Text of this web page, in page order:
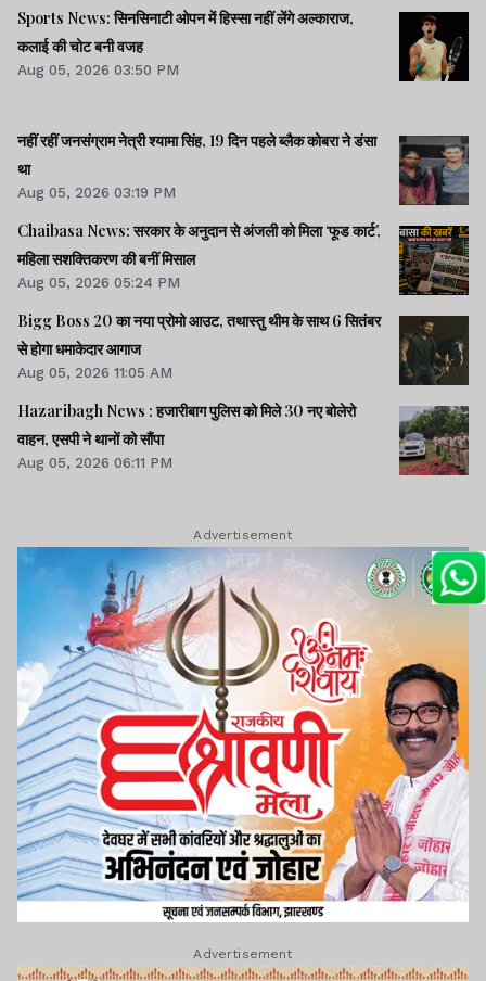
टूक।।प्रस्तावित FCRA संशोधन बिल से अमेरिका में खलबली।।समेत
कई खबरें व वीडियो।।
Sports News: सिनसिनाटी ओपन में हिस्सा नहीं लेंगे अल्काराज,
कलाई की चोट बनी वजह
Aug 05, 2026 03:50 PM
नहीं रहीं जनसंग्राम नेत्री श्‍यामा सिंह, 19 दिन पहले ब्‍लैक कोबरा ने डंसा
था
Aug 05, 2026 03:19 PM
Chaibasa News: सरकार के अनुदान से अंजली को मिला ‘फूड कार्ट’,
महिला सशक्तिकरण की बनीं मिसाल
Aug 05, 2026 05:24 PM
Bigg Boss 20 का नया प्रोमो आउट, तथास्तु थीम के साथ 6 सितंबर
से होगा धमाकेदार आगाज
Aug 05, 2026 11:05 AM
Hazaribagh News : हजारीबाग पुलिस को मिले 30 नए बोलेरो
वाहन, एसपी ने थानों को सौंपा
Aug 05, 2026 06:11 PM
Advertisement
Advertisement